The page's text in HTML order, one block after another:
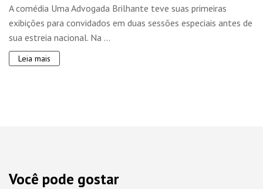
A comédia Uma Advogada Brilhante teve suas primeiras
exibições para convidados em duas sessões especiais antes de
sua estreia nacional. Na ...
Leia mais
Você pode gostar